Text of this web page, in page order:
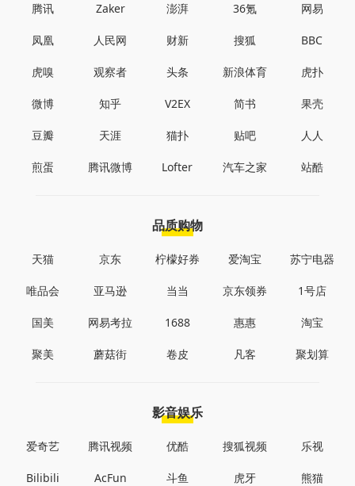
腾讯 Zaker 澎湃 36氪 网易
凤凰 人民网 财新 搜狐 BBC
虎嗅 观察者 头条 新浪体育 虎扑
微博 知乎 V2EX 简书 果壳
豆瓣 天涯 猫扑 贴吧 人人
煎蛋 腾讯微博 Lofter 汽车之家 站酷
品质购物
天猫 京东 柠檬好券 爱淘宝 苏宁电器
唯品会 亚马逊 当当 京东领券 1号店
国美 网易考拉 1688 惠惠 淘宝
聚美 蘑菇街 卷皮 凡客 聚划算
影音娱乐
爱奇艺 腾讯视频 优酷 搜狐视频 乐视
Bilibili AcFun 斗鱼 虎牙 熊猫